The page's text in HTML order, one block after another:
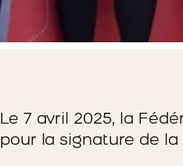
Le 7 avril 2025, la
pour la signature de la